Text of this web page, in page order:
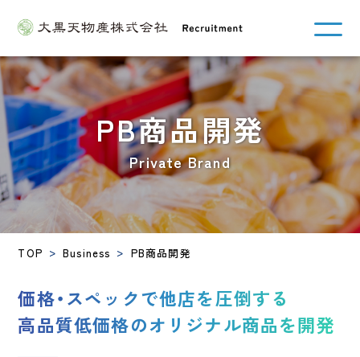
PB商品開発
Private Brand
TOP Business PB商品開発
価格・スペックで他店を圧倒する
高品質低価格のオリジナル商品を開発